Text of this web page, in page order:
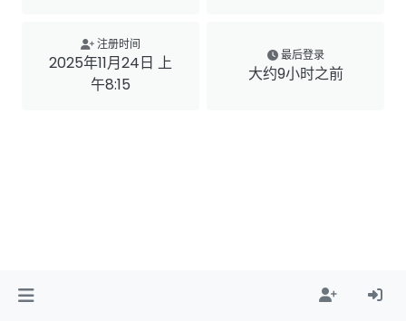
注册时间
2025年11月24日 上
午8:15
最后登录
大约9小时之前